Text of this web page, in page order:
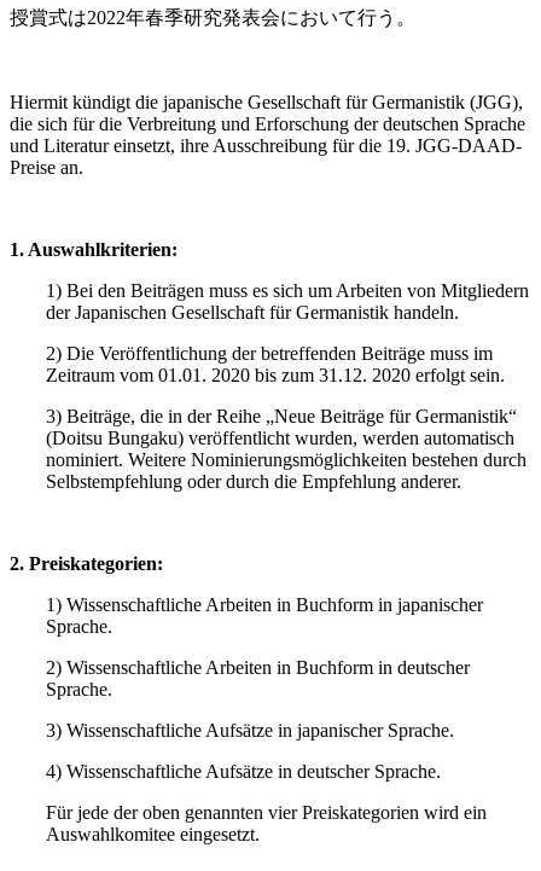
授賞式は2022年春季研究発表会において行う。
Hiermit kündigt die japanische Gesellschaft für Germanistik (JGG),
die sich für die Verbreitung und Erforschung der deutschen Sprache
und Literatur einsetzt, ihre Ausschreibung für die 19. JGG-DAAD-
Preise an.
1. Auswahlkriterien:
1) Bei den Beiträgen muss es sich um Arbeiten von Mitgliedern
der Japanischen Gesellschaft für Germanistik handeln.
2) Die Veröffentlichung der betreffenden Beiträge muss im
Zeitraum vom 01.01. 2020 bis zum 31.12. 2020 erfolgt sein.
3) Beiträge, die in der Reihe „Neue Beiträge für Germanistik“
(Doitsu Bungaku) veröffentlicht wurden, werden automatisch
nominiert. Weitere Nominierungsmöglichkeiten bestehen durch
Selbstempfehlung oder durch die Empfehlung anderer.
2. Preiskategorien:
1) Wissenschaftliche Arbeiten in Buchform in japanischer
Sprache.
2) Wissenschaftliche Arbeiten in Buchform in deutscher
Sprache.
3) Wissenschaftliche Aufsätze in japanischer Sprache.
4) Wissenschaftliche Aufsätze in deutscher Sprache.
Für jede der oben genannten vier Preiskategorien wird ein
Auswahlkomitee eingesetzt.